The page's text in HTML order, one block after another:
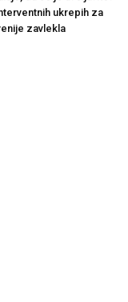
ukrepih za
zavlekla